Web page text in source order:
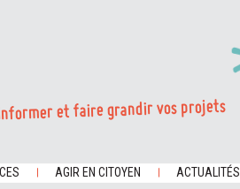
et faire grandir vos projets
AGIR EN CITOYEN ACTUALITÉS